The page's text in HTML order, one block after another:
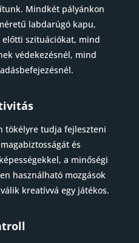
Mindkét pályánkon
labdarúgó kapu,
előtti szituációkat, mind
védekezésnél, mind
tökélyre tudja fejleszteni
és
a minőségi
használható mozgások
kreatívvá egy játékos.